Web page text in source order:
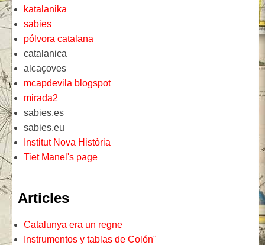
katalanika
sabies
pólvora catalana
catalanica
alcaçoves
mcapdevila blogspot
mirada2
sabies.es
sabies.eu
Institut Nova Història
Tiet Manel's page
Articles
Catalunya era un regne
Instrumentos y tablas de Colón"